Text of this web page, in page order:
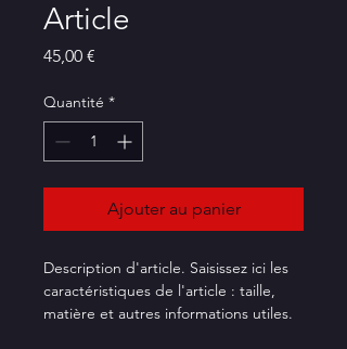
Article
45,00 €
Quantité *
Ajouter au panier
Description d'article. Saisissez ici les
caractéristiques de l'article : taille,
matière et autres informations utiles.